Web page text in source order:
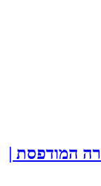
המודפסת |